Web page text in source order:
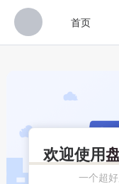
首页
欢迎使用
一个超